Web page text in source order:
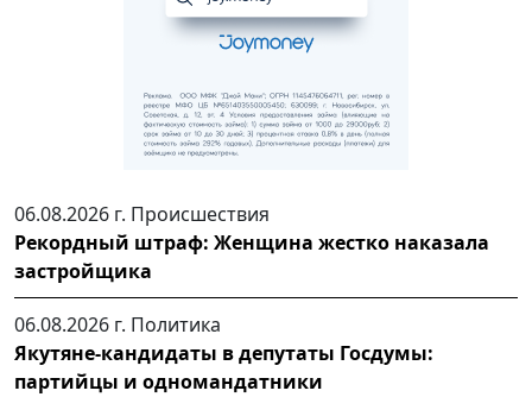
06.08.2026 г. Происшествия
Рекордный штраф: Женщина жестко наказала
застройщика
06.08.2026 г. Политика
Якутяне-кандидаты в депутаты Госдумы:
партийцы и одномандатники